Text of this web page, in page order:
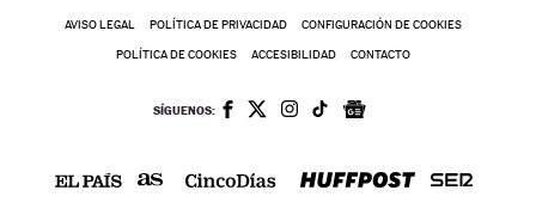
AVISO LEGAL POLÍTICA DE PRIVACIDAD CONFIGURACIÓN DE COOKIES
POLÍTICA DE COOKIES ACCESIBILIDAD CONTACTO
SÍGUENOS: